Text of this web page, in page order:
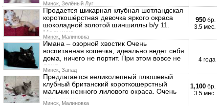
Минск, Зелёный Луг
Продается шикарная клубная шотландская
короткошёрстная девочка яркого окраса
шоколадной золотой шиншиллы b/y 11.
Малышка
Минск, Малиновка
950 бр.
3.5 мес.
Имана – озорной хвостик Очень
воспитанная кошечка, идеально ведет себя
дома, ничего не портит. При этом вовсе не
лент
Минск, Запад
-
4 года
Предлагается великолепный плюшевый
клубный британский короткошерстный
мальчик нежного лилового окраса. Очень
ждет своих
Минск, Малиновка
1,100 бр.
3.5 мес.